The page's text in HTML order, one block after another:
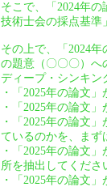
そこで、「2024年
技術士会の採点基準
その上で、「2024
の題意（〇〇〇）へ
ディープ・シンキン
・「2025年の論文
・「2025年の論文
・「2025年の論文
ているのかを、まず
・「2025年の論文
所を抽出してくださ
・「2025年の論文